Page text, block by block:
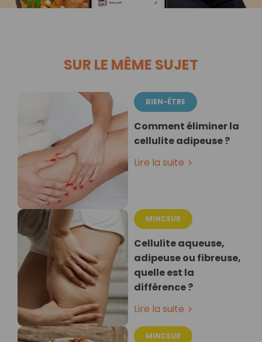
SUR LE MÊME SUJET
BIEN-ÊTRE
Comment éliminer la
cellulite adipeuse ?
Lire la suite
MINCEUR
Cellulite aqueuse,
adipeuse ou fibreuse,
quelle est la
différence ?
Lire la suite
MINCEUR